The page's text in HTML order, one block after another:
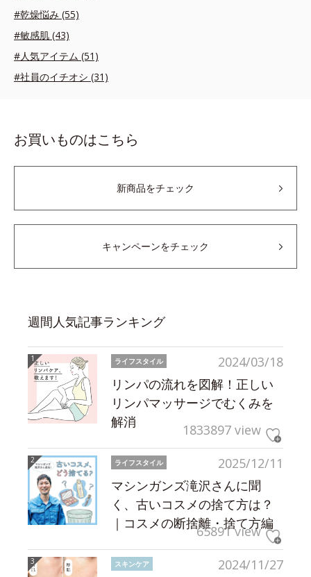
#乾燥悩み (55)
#敏感肌 (43)
#人気アイテム (51)
#社員のイチオシ (31)
お買いものはこちら
新商品をチェック
キャンペーンをチェック
週間人気記事ランキング
2024/03/18
ライフスタイル
リンパの流れを図解！正しい
リンパマッサージでむくみを
解消
1833897 view
2025/12/11
ライフスタイル
マシンガンズ滝沢さんに聞
く、古いコスメの捨て方は？
｜コスメの断捨離・捨て方編
65891 view
2024/11/27
スキンケア